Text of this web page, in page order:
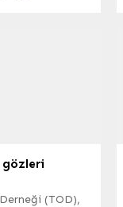
20.00’de,
tarihinde...
gözleri
(TOD),